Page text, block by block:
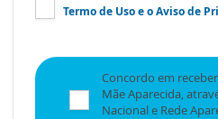
Termo de Usoe oAviso de
Concordo em
Mãe Aparecida,
Nacional e Rede